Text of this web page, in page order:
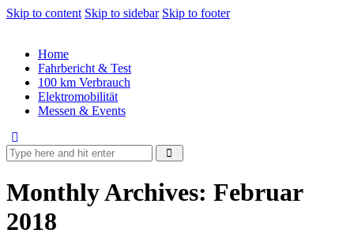
Skip to content Skip to sidebar Skip to footer
Home
Fahrbericht & Test
100 km Verbrauch
Elektromobilität
Messen & Events
Monthly Archives: Februar
2018